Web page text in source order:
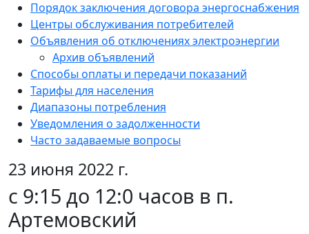
Порядок заключения договора энергоснабжения
Центры обслуживания потребителей
Объявления об отключениях электроэнергии
Архив объявлений
Способы оплаты и передачи показаний
Тарифы для населения
Диапазоны потребления
Уведомления о задолженности
Часто задаваемые вопросы
23 июня 2022 г.
с 9:15 до 12:0 часов в п.
Артемовский